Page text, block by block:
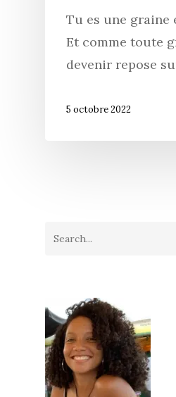
Tu es une graine
⁠Et comme toute
devenir repose
5 octobre 2022